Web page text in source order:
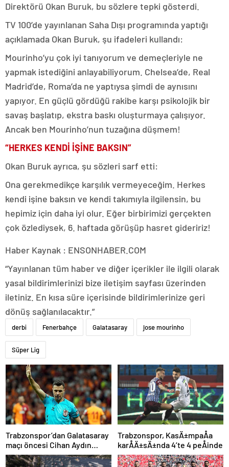
Direktörü Okan Buruk, bu sözlere tepki gösterdi.
TV 100’de yayınlanan Saha Dışı programında yaptığı
açıklamada Okan Buruk, şu ifadeleri kullandı:
Mourinho’yu çok iyi tanıyorum ve demeçleriyle ne
yapmak istediğini anlayabiliyorum. Chelsea’de, Real
Madrid’de, Roma’da ne yaptıysa şimdi de aynısını
yapıyor. En güçlü gördüğü rakibe karşı psikolojik bir
savaş başlatıp, ekstra baskı oluşturmaya çalışıyor.
Ancak ben Mourinho’nun tuzağına düşmem!
“HERKES KENDİ İŞİNE BAKSIN”
Okan Buruk ayrıca, şu sözleri sarf etti:
Ona gerekmedikçe karşılık vermeyeceğim. Herkes
kendi işine baksın ve kendi takımıyla ilgilensin, bu
hepimiz için daha iyi olur. Eğer birbirimizi gerçekten
çok özlediysek, 6. haftada görüşüp hasret gideririz!
Haber Kaynak : ENSONHABER.COM
“Yayınlanan tüm haber ve diğer içerikler ile ilgili olarak
yasal bildirimlerinizi bize iletişim sayfası üzerinden
iletiniz. En kısa süre içerisinde bildirimlerinize geri
dönüş sağlanılacaktır.”
derbi Fenerbahçe Galatasaray jose mourinho
Süper Lig
Trabzonspor’dan Galatasaray
maçı öncesi Cihan Aydın
tepkisi!
Trabzonspor, KasÄ±mpaÅa
karÅÄ±sÄ±nda 4’te 4 peÅinde